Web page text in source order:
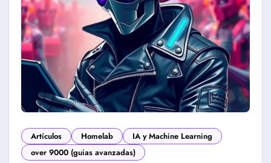
Artículos Homelab
IA y Machine Learning
over 9000 (guias avanzadas)